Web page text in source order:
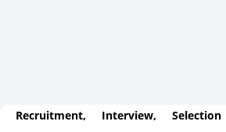
Recruitment, Interview,